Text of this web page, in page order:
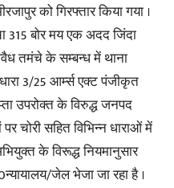
को गिरफ्तार किया गया ।
बोर मय एक अदद जिंदा
तमंचे के सम्बन्ध में थाना
3/25 आर्म्स एक्ट पंजीकृत
उपरोक्त के विरुद्ध जनपद
चोरी सहित विभिन्न धाराओं में
के विरूद्ध नियमानुसार
जेल भेजा जा रहा है ।